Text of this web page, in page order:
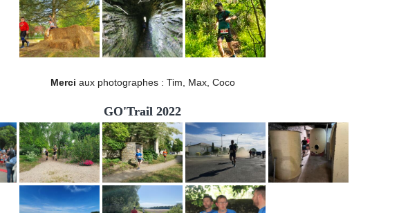
Merci aux photographes : Tim, Max, Coco
GO'Trail 2022